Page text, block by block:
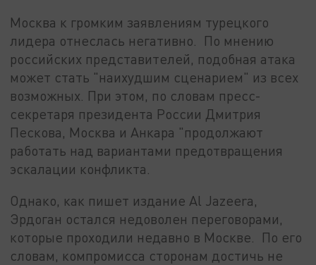
Москва к громким заявлениям турецкого
лидера отнеслась негативно. По мнению
российских представителей, подобная атака
может стать "наихудшим сценарием" из всех
возможных. При этом, по словам пресс-
секретаря президента России Дмитрия
Пескова, Москва и Анкара "продолжают
работать над вариантами предотвращения
эскалации конфликта.
Однако, как пишет издание Al Jazeera,
Эрдоган остался недоволен переговорами,
которые проходили недавно в Москве. По его
словам, компромисса сторонам достичь не